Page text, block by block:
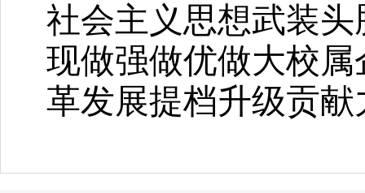
社会主义思想武装
现做强做优做大校
革发展提档升级贡献